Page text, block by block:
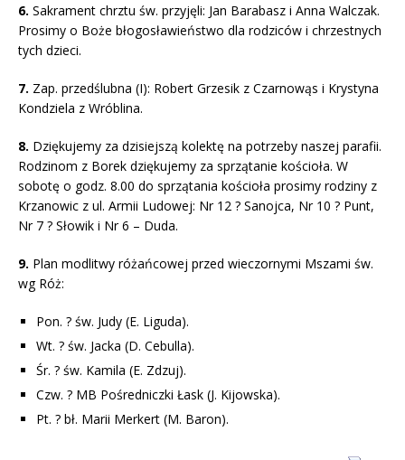
6. Sakrament chrztu św. przyjęli: Jan Barabasz i Anna Walczak.
Prosimy o Boże błogosławieństwo dla rodziców i chrzestnych
tych dzieci.
7. Zap. przedślubna (I): Robert Grzesik z Czarnowąs i Krystyna
Kondziela z Wróblina.
8. Dziękujemy za dzisiejszą kolektę na potrzeby naszej parafii.
Rodzinom z Borek dziękujemy za sprzątanie kościoła. W
sobotę o godz. 8.00 do sprzątania kościoła prosimy rodziny z
Krzanowic z ul. Armii Ludowej: Nr 12 ? Sanojca, Nr 10 ? Punt,
Nr 7 ? Słowik i Nr 6 – Duda.
9. Plan modlitwy różańcowej przed wieczornymi Mszami św.
wg Róż:
Pon. ? św. Judy (E. Liguda).
Wt. ? św. Jacka (D. Cebulla).
Śr. ? św. Kamila (E. Zdzuj).
Czw. ? MB Pośredniczki Łask (J. Kijowska).
Pt. ? bł. Marii Merkert (M. Baron).